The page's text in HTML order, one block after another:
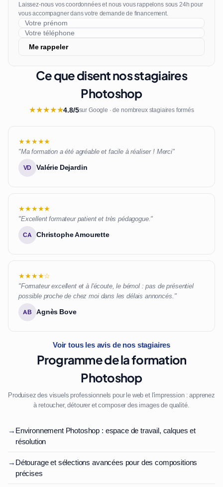
Laissez-nous vos coordonnées et nous vous rappelons sous 24h pour
vous accompagner dans votre demande de financement.
Me rappeler
Ce que disent nos stagiaires
Photoshop
★★★★★4.8/5sur Google · de nombreux stagiaires formés
★★★★★
"Ma formation a été agréable et facile à réaliser ! Merci"
VD Valérie Dejardin
★★★★★
"Excellent formateur patient et très pédagogue."
CA Christophe Amourette
★★★★☆
"Formateur excellent et à l'écoute, le bémol : pas de présentiel
possible proche de chez moi dans les délais annoncés."
AB Agnès Bove
Voir tous les avis de nos stagiaires
Programme de la formation
Photoshop
Produisez des visuels professionnels pour le web et l'impression : apprenez
à retoucher, détourer et composer des images de qualité.
→ Environnement Photoshop : espace de travail, calques et
résolution
→ Détourage et sélections avancées pour des compositions
précises